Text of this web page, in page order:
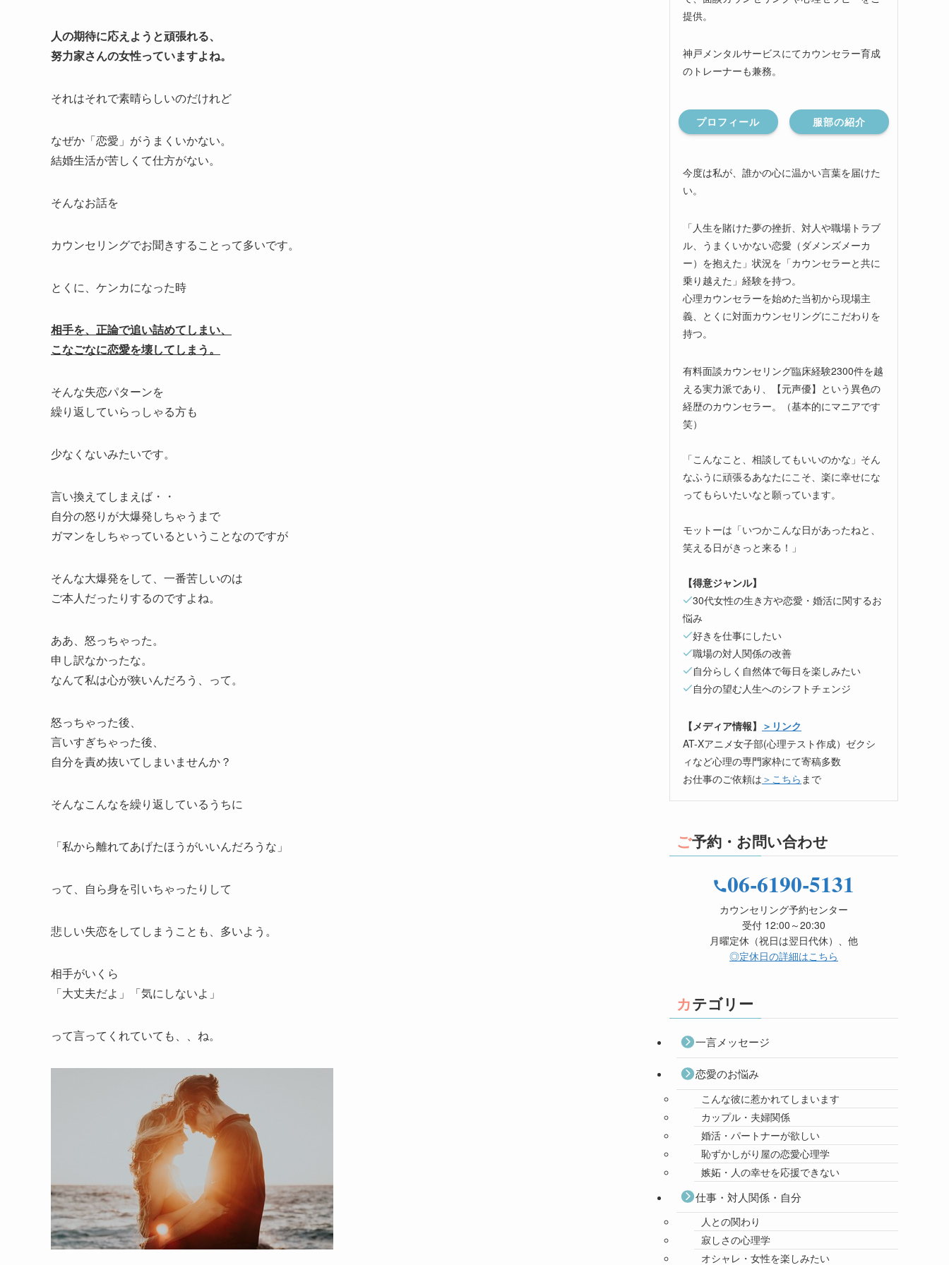
人の期待に応えようと頑張れる、
努力家さんの女性っていますよね。
それはそれで素晴らしいのだけれど
なぜか「恋愛」がうまくいかない。
結婚生活が苦しくて仕方がない。
そんなお話を
カウンセリングでお聞きすることって多いです。
とくに、ケンカになった時
相手を、正論で追い詰めてしまい、
こなごなに恋愛を壊してしまう。
そんな失恋パターンを
繰り返していらっしゃる方も
少なくないみたいです。
言い換えてしまえば・・
自分の怒りが大爆発しちゃうまで
ガマンをしちゃっているということなのですが
そんな大爆発をして、一番苦しいのは
ご本人だったりするのですよね。
ああ、怒っちゃった。
申し訳なかったな。
なんて私は心が狭いんだろう、って。
怒っちゃった後、
言いすぎちゃった後、
自分を責め抜いてしまいませんか？
そんなこんなを繰り返しているうちに
「私から離れてあげたほうがいいんだろうな」
って、自ら身を引いちゃったりして
悲しい失恋をしてしまうことも、多いよう。
相手がいくら
「大丈夫だよ」「気にしないよ」
って言ってくれていても、、ね。
提供。
神戸メンタルサービスにてカウンセラー育成
のトレーナーも兼務。
プロフィール 服部の紹介
今度は私が、誰かの心に温かい言葉を届けた
い。
「人生を賭けた夢の挫折、対人や職場トラブ
ル、うまくいかない恋愛（ダメンズメーカ
ー）を抱えた」状況を「カウンセラーと共に
乗り越えた」経験を持つ。
心理カウンセラーを始めた当初から現場主
義、とくに対面カウンセリングにこだわりを
持つ。
有料面談カウンセリング臨床経験2300件を越
える実力派であり、【元声優】という異色の
経歴のカウンセラー。（基本的にマニアです
笑）
「こんなこと、相談してもいいのかな」そん
なふうに頑張るあなたにこそ、楽に幸せにな
ってもらいたいなと願っています。
モットーは「いつかこんな日があったねと、
笑える日がきっと来る！」
【得意ジャンル】
30代女性の生き方や恋愛・婚活に関するお
悩み
好きを仕事にしたい
職場の対人関係の改善
自分らしく自然体で毎日を楽しみたい
自分の望む人生へのシフトチェンジ
【メディア情報】 ＞リンク
AT-Xアニメ女子部(心理テスト作成）ゼクシ
ィなど心理の専門家枠にて寄稿多数
お仕事のご依頼は ＞こちら まで
ご予約・お問い合わせ
06-6190-5131
カウンセリング予約センター
受付 12:00～20:30
月曜定休（祝日は翌日代休）、他
◎定休日の詳細はこちら
カテゴリー
一言メッセージ
恋愛のお悩み
こんな彼に惹かれてしまいます
カップル・夫婦関係
婚活・パートナーが欲しい
恥ずかしがり屋の恋愛心理学
嫉妬・人の幸せを応援できない
仕事・対人関係・自分
人との関わり
寂しさの心理学
オシャレ・女性を楽しみたい